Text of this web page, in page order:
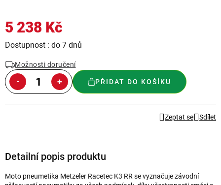
5 238 Kč
Měrná
Dostupnost : do 7 dnů
Možnosti doručení
PŘIDAT DO KOŠÍKU
Zeptat se Sdílet
Detailní popis produktu
Moto pneumetika Metzeler Racetec K3 RR se vyznačuje závodní